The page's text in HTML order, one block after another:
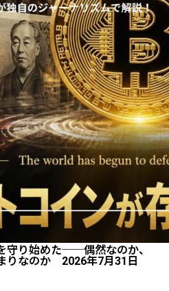
守り始めた──偶然なのか、
りなのか 2026年7月31日